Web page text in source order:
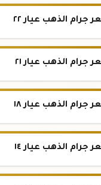
جرام الذهب عيار ٢٢
جرام الذهب عيار ٢١
جرام الذهب عيار ١٨
جرام الذهب عيار ١٤